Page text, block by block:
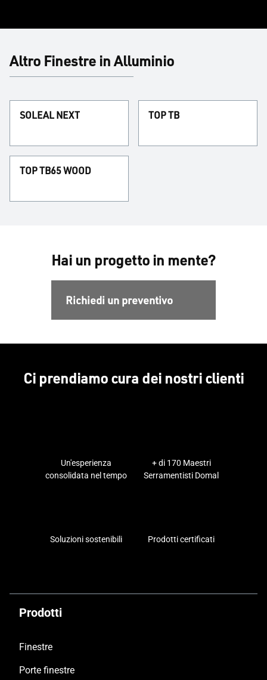
Altro Finestre in Alluminio
SOLEAL NEXT TOP TB
TOP TB65 WOOD
Hai un progetto in mente?
Richiedi un preventivo
Ci prendiamo cura dei nostri clienti
Un'esperienza
consolidata nel tempo
+ di 170 Maestri
Serramentisti Domal
Soluzioni sostenibili Prodotti certificati
Prodotti
Finestre
Porte finestre